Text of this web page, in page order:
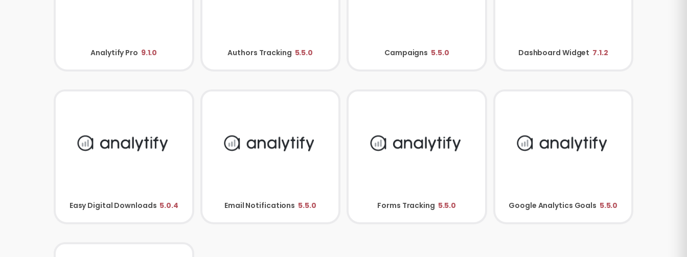
Analytify Pro 9.1.0 Authors Tracking 5.5.0 Campaigns 5.5.0 Dashboard Widget 7.1.2
Easy Digital Downloads 5.0.4 Email Notifications 5.5.0 Forms Tracking 5.5.0 Google Analytics Goals 5.5.0